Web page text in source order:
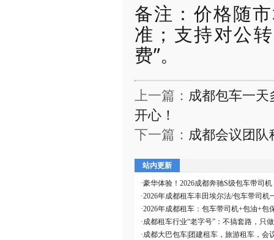
备注：价格随
准；支持对公
费”。
上一篇： 成都包车一
开心！
下一篇： 成都会议团
站内更新
·豪华体验！2026成都奔驰S级包车带司
·2026年成都租车丰田埃尔法/包车带司机
·2026年成都租车：包车带司机+包油+包
·成都租车行业“老字号”：不搞套路，只
·成都大巴包车|团建租车，旅游租车，会